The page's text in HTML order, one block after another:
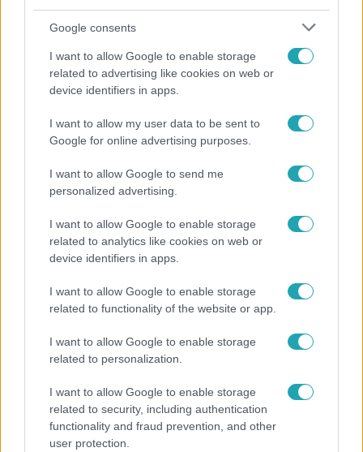
Google consents
I want to allow Google to enable storage
related to advertising like cookies on web or
device identifiers in apps.
I want to allow my user data to be sent to
Google for online advertising purposes.
I want to allow Google to send me
personalized advertising.
I want to allow Google to enable storage
related to analytics like cookies on web or
device identifiers in apps.
I want to allow Google to enable storage
related to functionality of the website or app.
I want to allow Google to enable storage
related to personalization.
I want to allow Google to enable storage
related to security, including authentication
functionality and fraud prevention, and other
user protection.
Rubint Réka: A mai napig nem jött vissza a 100%-
Megvan, kik váltják a fenyegetés miatt visszalépő
Majkát a SIC Feszten